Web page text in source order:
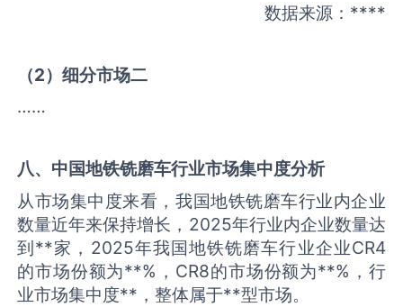
数据来源：****
（2）细分市场二
……
八、中国地铁铣磨车行业市场集中度分析
从市场集中度来看，我国地铁铣磨车行业内企业
数量近年来保持增长，2025年行业内企业数量达
到**家，2025年我国地铁铣磨车行业企业CR4
的市场份额为**%，CR8的市场份额为**%，行
业市场集中度**，整体属于**型市场。